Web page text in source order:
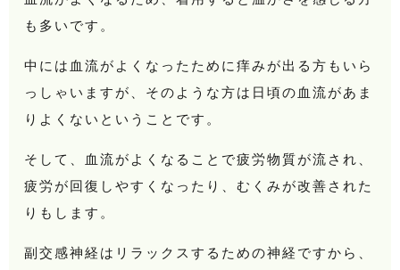
も多いです。
中には血流がよくなったために痒みが出る方もいら
っしゃいますが、そのような方は日頃の血流があま
りよくないということです。
そして、血流がよくなることで疲労物質が流され、
疲労が回復しやすくなったり、むくみが改善された
りもします。
副交感神経はリラックスするための神経ですから、